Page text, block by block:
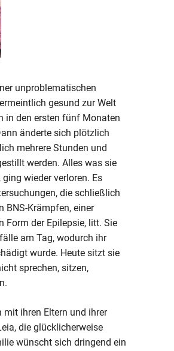
unproblematischen
gesund zur Welt
in den ersten fünf Monaten
änderte sich plötzlich
mehrere Stunden und
werden. Alles was sie
wieder verloren. Es
die schließlich
BNS-Krämpfen, einer
Form der Epilepsie, litt. Sie
am Tag, wodurch ihr
wurde. Heute sitzt sie
sprechen, sitzen,
ihren Eltern und ihrer
die glücklicherweise
wünscht sich dringend ein